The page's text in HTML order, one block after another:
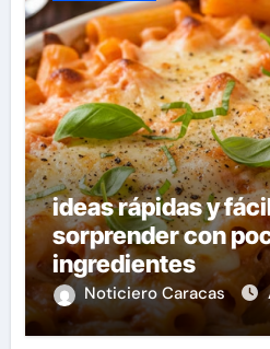
ideas rápidas y
sorprender con
ingredientes
Noticiero Caracas